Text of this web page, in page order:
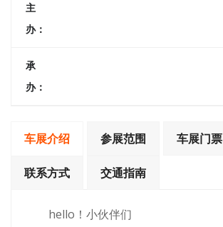
主
办：
承
办：
车展介绍 参展范围 车展门票
联系方式 交通指南
hello！小伙伴们